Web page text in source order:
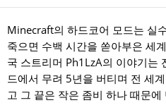
Minecraft의 하드코어 모드는 실
죽으면 수백 시간을 쏟아부은 세
국 스트리머 Ph1LzA의 이야기는
드에서 무려 5년을 버티며 전 세
고 그 끝은 작은 좀비 하나 때문